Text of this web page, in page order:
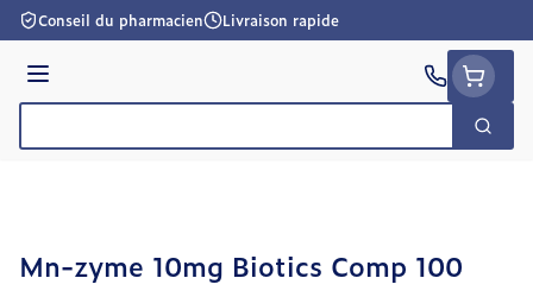
Aller au contenu
Conseil du pharmacien Livraison rapide
Menu
Mn-zyme 10mg Biotics Comp 100